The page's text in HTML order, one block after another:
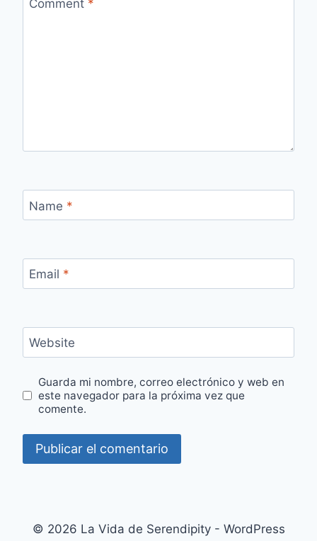
Comment *
Name *
Email *
Website
Guarda mi nombre, correo electrónico y web en
este navegador para la próxima vez que
comente.
© 2026 La Vida de Serendipity - WordPress